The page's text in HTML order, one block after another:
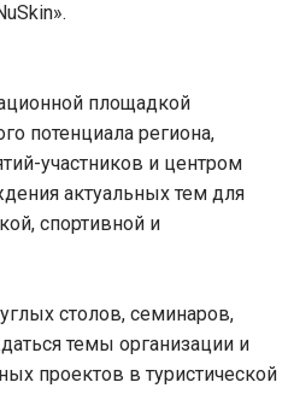
площадкой
потенциала региона,
участников и центром
актуальных тем для
спортивной и
столов, семинаров,
темы организации и
проектов в туристической